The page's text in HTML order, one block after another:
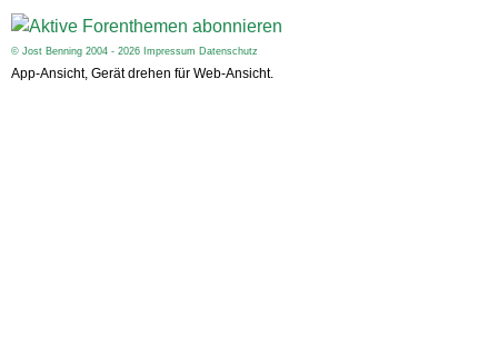
© Jost Benning 2004 - 2026 Impressum Datenschutz
App-Ansicht, Gerät drehen für Web-Ansicht.